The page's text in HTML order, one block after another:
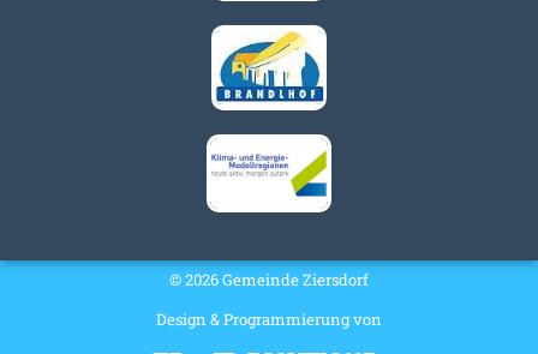
© 2026 Gemeinde Ziersdorf
Design & Programmierung von